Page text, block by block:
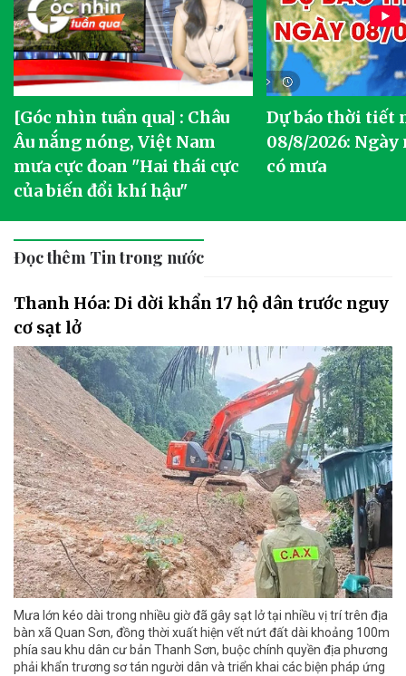
[Góc nhìn tuần qua] : Châu
Âu nắng nóng, Việt Nam
mưa cực đoan "Hai thái cực
của biến đổi khí hậu"
Dự báo thời tiết
08/8/2026: Ngày
có mưa
Đọc thêm Tin trong nước
Thanh Hóa: Di dời khẩn 17 hộ dân trước nguy
cơ sạt lở
Mưa lớn kéo dài trong nhiều giờ đã gây sạt lở tại nhiều vị trí trên địa
bàn xã Quan Sơn, đồng thời xuất hiện vết nứt đất dài khoảng 100m
phía sau khu dân cư bản Thanh Sơn, buộc chính quyền địa phương
phải khẩn trương sơ tán người dân và triển khai các biện pháp ứng